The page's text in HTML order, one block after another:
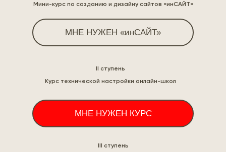
Мини-курс по созданию и дизайну сайтов «инСАЙТ»
II ступень
Курс технической настройки онлайн-школ
III ступень
МНЕ НУЖЕН КУРС
МНЕ НУЖЕН «инСАЙТ»